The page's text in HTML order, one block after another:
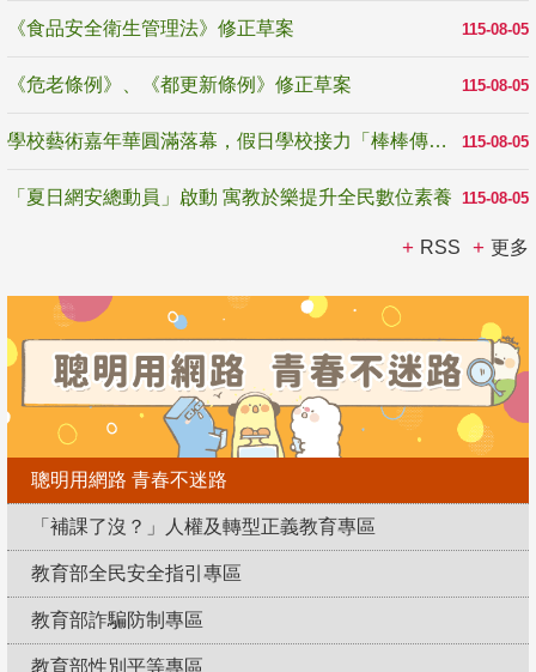
115-08-05
《食品安全衛生管理法》修正草案
115-08-05
《危老條例》、《都更新條例》修正草案
115-08-05
學校藝術嘉年華圓滿落幕，假日學校接力「棒棒傳美感」
115-08-05
「夏日網安總動員」啟動 寓教於樂提升全民數位素養
RSS 更多
聰明用網路 青春不迷路
「補課了沒？」人權及轉型正義教育專區
教育部全民安全指引專區
教育部詐騙防制專區
教育部性別平等專區